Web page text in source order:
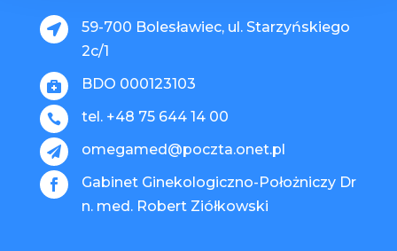

59-700 Bolesławiec, ul. Starzyńskiego
2c/1
 BDO 000123103
 tel. +48 75 644 14 00
 omegamed@poczta.onet.pl

Gabinet Ginekologiczno-Położniczy Dr
n. med. Robert Ziółkowski